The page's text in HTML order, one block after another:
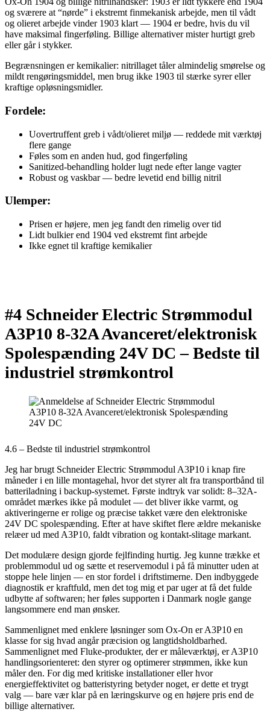
og sværere at “nørde” i ekstremt finmekanisk arbejde, men til vådt
og olieret arbejde vinder 1903 klart — 1904 er bedre, hvis du vil
have maksimal fingerføling. Billige alternativer mister hurtigt greb
eller går i stykker.
Begrænsningen er kemikalier: nitrillaget tåler almindelig smørelse og
mildt rengøringsmiddel, men brug ikke 1903 til stærke syrer eller
kraftige opløsningsmidler.
Fordele:
Uovertruffent greb i vådt/olieret miljø — reddede mit værktøj
flere gange
Føles som en anden hud, god fingerføling
Sanitized-behandling holder lugt nede efter lange vagter
Robust og vaskbar — bedre levetid end billig nitril
Ulemper:
Prisen er højere, men jeg fandt den rimelig over tid
Lidt bulkier end 1904 ved ekstremt fint arbejde
Ikke egnet til kraftige kemikalier
#4 Schneider Electric Strømmodul
A3P10 8-32A Avanceret/elektronisk
Spolespænding 24V DC –Bedste til
industriel strømkontrol
4.6 – Bedste til industriel strømkontrol
Jeg har brugt Schneider Electric Strømmodul A3P10 i knap fire
måneder i en lille montagehal, hvor det styrer alt fra transportbånd til
batteriladning i backup-systemet. Første indtryk var solidt: 8–32A-
området mærkes ikke på modulet — det bliver ikke varmt, og
aktiveringerne er rolige og præcise takket være den elektroniske
24V DC spolespænding. Efter at have skiftet flere ældre mekaniske
relæer ud med A3P10, faldt vibration og kontakt-slitage markant.
Det modulære design gjorde fejlfinding hurtig. Jeg kunne trække et
problemmodul ud og sætte et reservemodul i på få minutter uden at
stoppe hele linjen — en stor fordel i driftstimerne. Den indbyggede
diagnostik er kraftfuld, men det tog mig et par uger at få det fulde
udbytte af softwaren; her føles supporten i Danmark nogle gange
langsommere end man ønsker.
Sammenlignet med enklere løsninger som Ox-On er A3P10 en
klasse for sig hvad angår præcision og langtidsholdbarhed.
Sammenlignet med Fluke-produkter, der er måleværktøj, er A3P10
handlingsorienteret: den styrer og optimerer strømmen, ikke kun
måler den. For dig med kritiske installationer eller hvor
energieffektivitet og batteristyring betyder noget, er dette et trygt
valg — bare vær klar på en læringskurve og en højere pris end de
billige alternativer.